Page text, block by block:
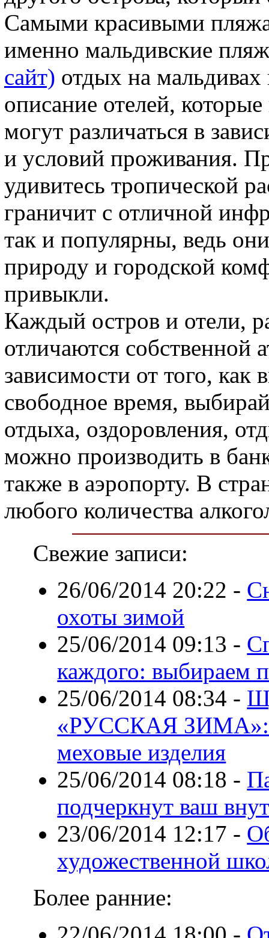
Самыми красивыми
именно мальдивские
сайт) отдых на мальдивах
описание отелей,
могут различаться в
и условий проживания.
удивитесь тропической
граничит с отличной
так и популярны, ведь
природу и городской
привыкли.
Каждый остров и отели,
отличаются
зависимости от того, как
свободное время,
отдыха, оздоровления,
можно производить в
также в аэропорту. В
любого количества
Свежие записи:
26/06/2014 20:22 -
охоты зимой
25/06/2014 09:13 -
каждого: выбираем
25/06/2014 08:34 -
«РУССКАЯ ЗИМА»:
меховые изделия
25/06/2014 08:18 -
подчеркнут ваш
23/06/2014 12:17 -
художественной
Более ранние: